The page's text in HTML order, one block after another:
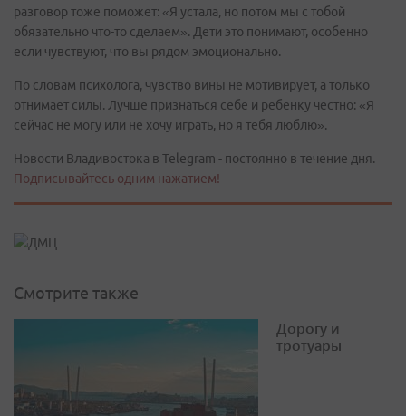
разговор тоже поможет: «Я устала, но потом мы с тобой
обязательно что-то сделаем». Дети это понимают, особенно
если чувствуют, что вы рядом эмоционально.
По словам психолога, чувство вины не мотивирует, а только
отнимает силы. Лучше признаться себе и ребенку честно: «Я
сейчас не могу или не хочу играть, но я тебя люблю».
Новости Владивостока в Telegram - постоянно в течение дня.
Подписывайтесь одним нажатием!
Смотрите также
Дорогу и
тротуары